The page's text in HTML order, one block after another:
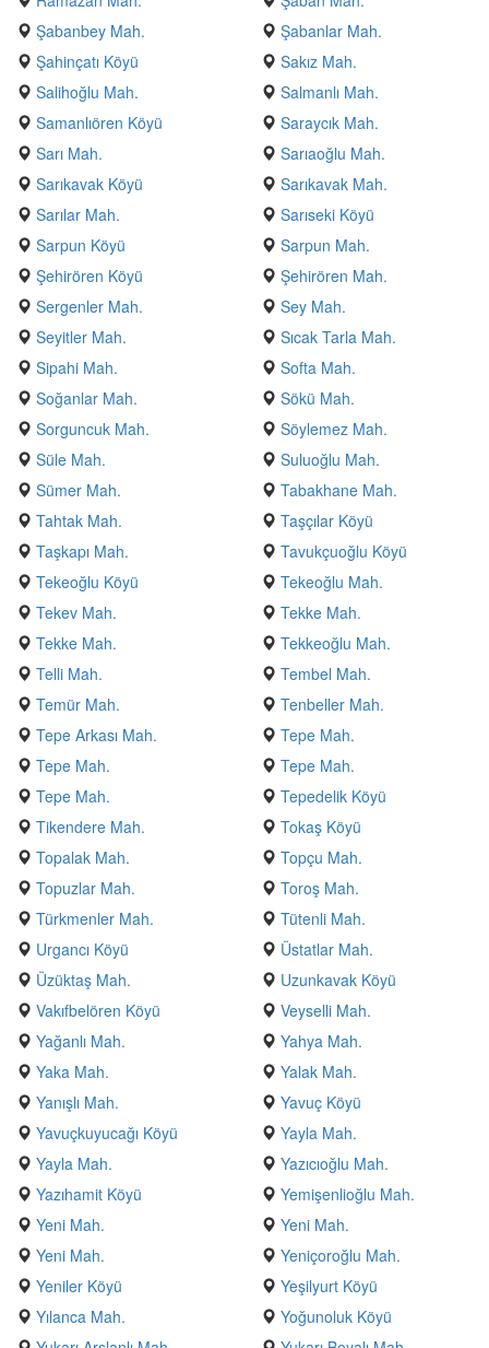
Şabanbey Mah.
Şabanlar Mah.
Şahinçatı Köyü
Sakız Mah.
Salihoğlu Mah.
Salmanlı Mah.
Samanlıören Köyü
Saraycık Mah.
Sarı Mah.
Sarıaoğlu Mah.
Sarıkavak Köyü
Sarıkavak Mah.
Sarılar Mah.
Sarıseki Köyü
Sarpun Köyü
Sarpun Mah.
Şehirören Köyü
Şehirören Mah.
Sergenler Mah.
Sey Mah.
Seyitler Mah.
Sıcak Tarla Mah.
Sipahi Mah.
Softa Mah.
Soğanlar Mah.
Sökü Mah.
Sorguncuk Mah.
Söylemez Mah.
Süle Mah.
Suluoğlu Mah.
Sümer Mah.
Tabakhane Mah.
Tahtak Mah.
Taşçılar Köyü
Taşkapı Mah.
Tavukçuoğlu Köyü
Tekeoğlu Köyü
Tekeoğlu Mah.
Tekev Mah.
Tekke Mah.
Tekke Mah.
Tekkeoğlu Mah.
Telli Mah.
Tembel Mah.
Temür Mah.
Tenbeller Mah.
Tepe Arkası Mah.
Tepe Mah.
Tepe Mah.
Tepe Mah.
Tepe Mah.
Tepedelik Köyü
Tikendere Mah.
Tokaş Köyü
Topalak Mah.
Topçu Mah.
Topuzlar Mah.
Toroş Mah.
Türkmenler Mah.
Tütenli Mah.
Urgancı Köyü
Üstatlar Mah.
Üzüktaş Mah.
Uzunkavak Köyü
Vakıfbelören Köyü
Veyselli Mah.
Yağanlı Mah.
Yahya Mah.
Yaka Mah.
Yalak Mah.
Yanışlı Mah.
Yavuç Köyü
Yavuçkuyucağı Köyü
Yayla Mah.
Yayla Mah.
Yazıcıoğlu Mah.
Yazıhamit Köyü
Yemişenlioğlu Mah.
Yeni Mah.
Yeni Mah.
Yeni Mah.
Yeniçoroğlu Mah.
Yeniler Köyü
Yeşilyurt Köyü
Yılanca Mah.
Yoğunoluk Köyü